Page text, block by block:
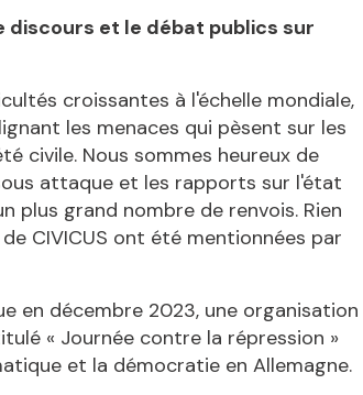
discours et le débat publics sur
croissantes à l'échelle mondiale,
les menaces qui pèsent sur les
civile. Nous sommes heureux de
attaque et les rapports sur l'état
plus grand nombre de renvois. Rien
CIVICUS ont été mentionnées par
en décembre 2023, une organisation
« Journée contre la répression »
et la démocratie en Allemagne.